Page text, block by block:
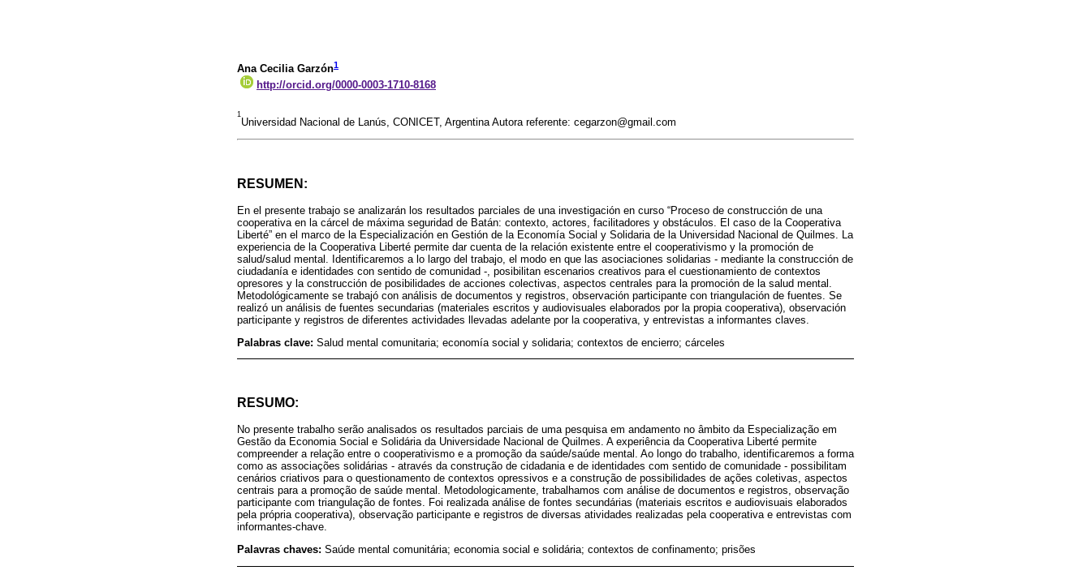
Ana Cecilia Garzón1
http://orcid.org/0000-0003-1710-8168
1
Universidad Nacional de Lanús, CONICET, Argentina Autora referente: cegarzon@gmail.com
RESUMEN:
En el presente trabajo se analizarán los resultados parciales de una investigación en curso “Proceso de construcción de una
cooperativa en la cárcel de máxima seguridad de Batán: contexto, actores, facilitadores y obstáculos. El caso de la Cooperativa
Liberté” en el marco de la Especialización en Gestión de la Economía Social y Solidaria de la Universidad Nacional de Quilmes. La
experiencia de la Cooperativa Liberté permite dar cuenta de la relación existente entre el cooperativismo y la promoción de
salud/salud mental. Identificaremos a lo largo del trabajo, el modo en que las asociaciones solidarias - mediante la construcción de
ciudadanía e identidades con sentido de comunidad -, posibilitan escenarios creativos para el cuestionamiento de contextos
opresores y la construcción de posibilidades de acciones colectivas, aspectos centrales para la promoción de la salud mental.
Metodológicamente se trabajó con análisis de documentos y registros, observación participante con triangulación de fuentes. Se
realizó un análisis de fuentes secundarias (materiales escritos y audiovisuales elaborados por la propia cooperativa), observación
participante y registros de diferentes actividades llevadas adelante por la cooperativa, y entrevistas a informantes claves.
Palabras clave: Salud mental comunitaria; economía social y solidaria; contextos de encierro; cárceles
RESUMO:
No presente trabalho serão analisados os resultados parciais de uma pesquisa em andamento no âmbito da Especialização em
Gestão da Economia Social e Solidária da Universidade Nacional de Quilmes. A experiência da Cooperativa Liberté permite
compreender a relação entre o cooperativismo e a promoção da saúde/saúde mental. Ao longo do trabalho, identificaremos a forma
como as associações solidárias - através da construção de cidadania e de identidades com sentido de comunidade - possibilitam
cenários criativos para o questionamento de contextos opressivos e a construção de possibilidades de ações coletivas, aspectos
centrais para a promoção de saúde mental. Metodologicamente, trabalhamos com análise de documentos e registros, observação
participante com triangulação de fontes. Foi realizada análise de fontes secundárias (materiais escritos e audiovisuais elaborados
pela própria cooperativa), observação participante e registros de diversas atividades realizadas pela cooperativa e entrevistas com
informantes-chave.
Palavras chaves: Saúde mental comunitária; economia social e solidária; contextos de confinamento; prisões